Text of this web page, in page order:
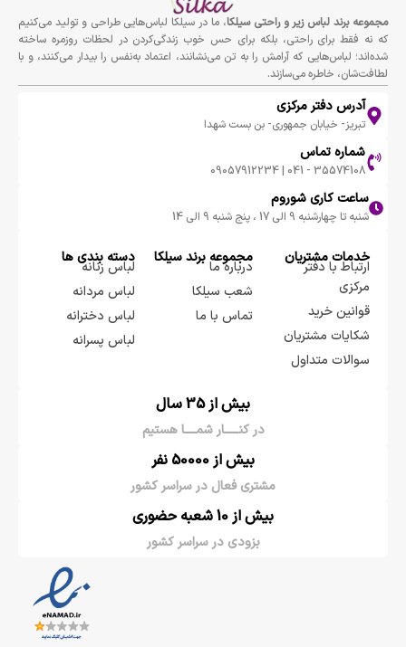
مجموعه برند لباس زير و راحتى سيلكا، ما در سیلکا لباس‌هایی طراحی و تولید می‌کنیم
که نه فقط برای راحتی، بلکه برای حس خوب زندگی‌کردن در لحظات روزمره ساخته
شده‌اند؛ لباس‌هایی که آرامش را به تن می‌نشانند، اعتماد به‌نفس را بیدار می‌کنند، و با
لطافت‌شان، خاطره می‌سازند.
آدرس دفتر مرکزی
تبریز- خیابان جمهوری- بن بست شهدا
شماره تماس
35574108 - 041 | 09057912234
ساعت کاری شوروم
شنبه تا چهارشنبه 9 الی 17 ، پنج شنبه 9 الی 14
خدمات مشتریان
ارتباط با دفتر
مرکزی
قوانین خرید
شکایات مشتریان
سوالات متداول
مجموعه برند سيلكا
درباره ما
شعب سیلکا
تماس با ما
دسته بندی ها
لباس زنانه
لباس مردانه
لباس دخترانه
لباس پسرانه
بیش از 35 سال
در کنـــــار شمــــا هستیم
بیش از 50000 نفر
مشتری فعال در سراسر کشور
بیش از 10 شعبه حضوری
بزودی در سراسر کشور